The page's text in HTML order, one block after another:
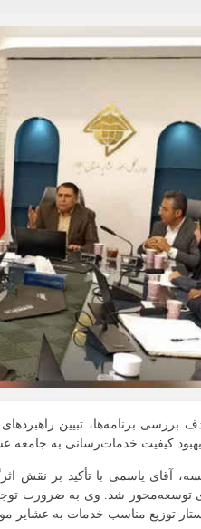
بررسی برنامه‌ها، تبیین
کیفیت خدمات‌رسانی به جامعه
آقای یاسمی با تأکید بر نقش
توسعه‌محور شد. وی به ضرورت
توزیع مناسب خدمات به عشایر